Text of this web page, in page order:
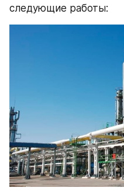
следующие работы: